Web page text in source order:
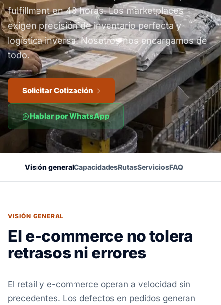
fulfillment en 48 horas. Los marketplaces
exigen precisión de inventario perfecta y
logística inversa. Nosotros nos encargamos de
todo.
Solicitar Cotización
Hablar por WhatsApp
Visión generalCapacidadesRutasServiciosFAQ
VISIÓN GENERAL
El e-commerce no tolera
retrasos ni errores
El retail y e-commerce operan a velocidad sin
precedentes. Los defectos en pedidos generan